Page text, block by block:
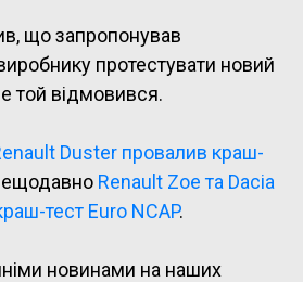
що запропонував
протестувати новий
той відмовився.
Duster провалив краш-
Renault Zoe та Dacia
тест Euro NCAP.
новинами на наших